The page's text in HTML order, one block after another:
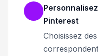
Pinterest
Choisissez